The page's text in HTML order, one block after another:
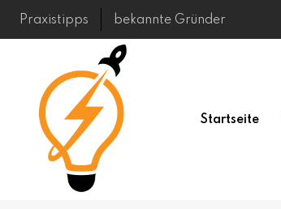
Skip
Praxistipps bekannte Gründer
Startseite